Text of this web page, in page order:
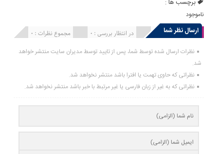
برچسب ها :
ناموجود
ارسال نظر شما مجموع نظرات : 0 در انتظار بررسی : 0 انتشار یافته : 0
نظرات ارسال شده توسط شما، پس از تایید توسط مدیران سایت منتشر خواهد
شد.
نظراتی که حاوی تهمت یا افترا باشد منتشر نخواهد شد.
نظراتی که به غیر از زبان فارسی یا غیر مرتبط با خبر باشد منتشر نخواهد شد.